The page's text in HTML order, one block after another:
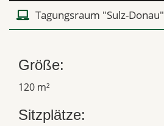
Tagungsraum "Sulz-Donau"
Größe:
120 m²
Sitzplätze: